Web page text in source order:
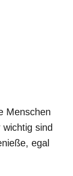
Menschen
sind
egal